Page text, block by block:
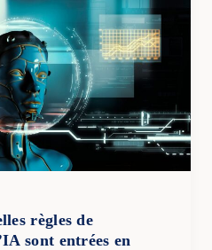
règles de
sont entrées en